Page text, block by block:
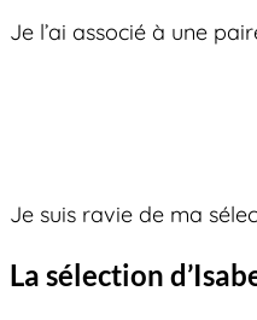
Je l’ai associé à une
Je suis ravie de ma
La sélection